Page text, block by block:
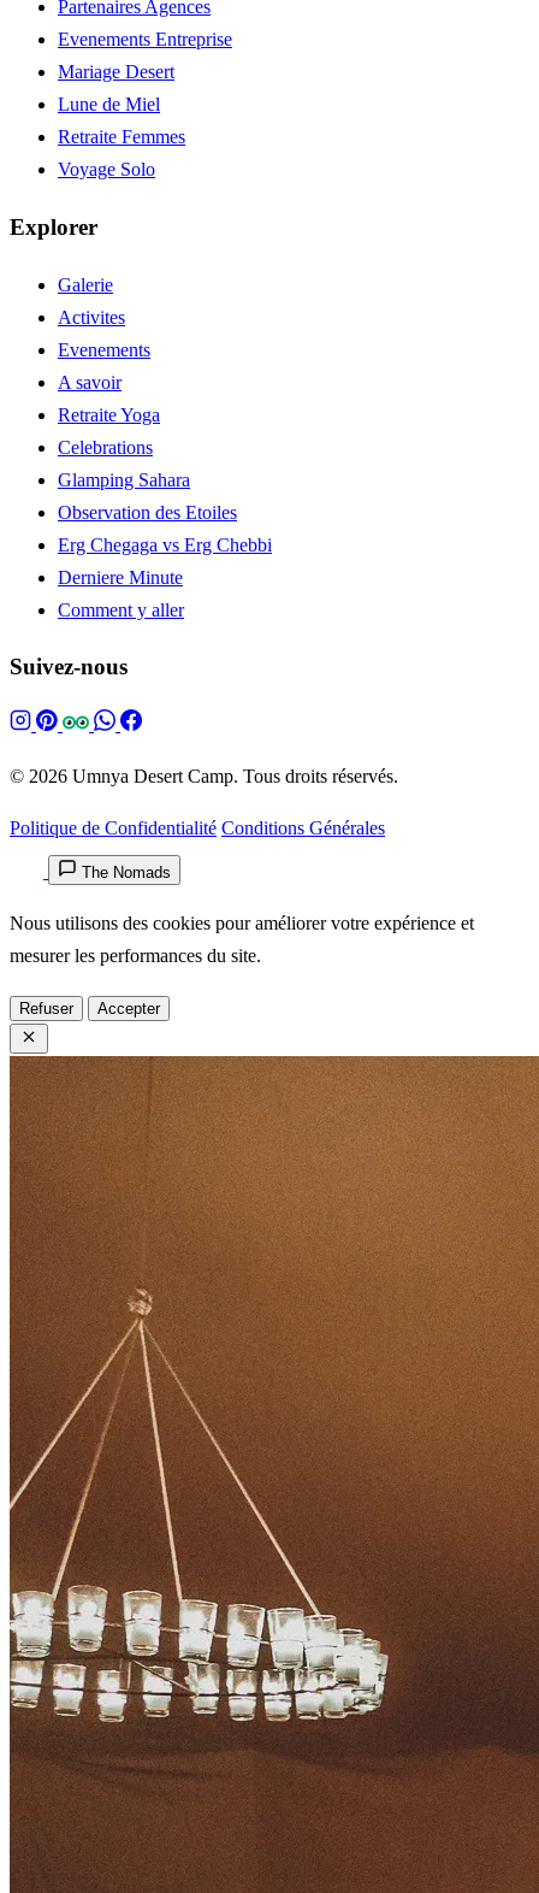
Partenaires Agences
Evenements Entreprise
Mariage Desert
Lune de Miel
Retraite Femmes
Voyage Solo
Explorer
Galerie
Activites
Evenements
A savoir
Retraite Yoga
Celebrations
Glamping Sahara
Observation des Etoiles
Erg Chegaga vs Erg Chebbi
Derniere Minute
Comment y aller
Suivez-nous
© 2026 Umnya Desert Camp. Tous droits réservés.
Politique de Confidentialité Conditions Générales
The Nomads
Nous utilisons des cookies pour améliorer votre expérience et
mesurer les performances du site.
Refuser Accepter